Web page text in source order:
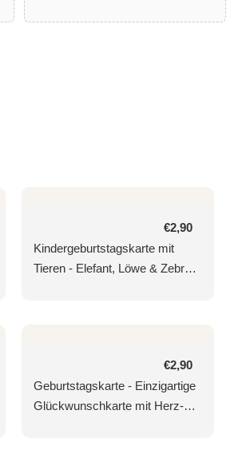
Normaler
Preis
€2,90
Kindergeburtstagskarte mit
Tieren - Elefant, Löwe & Zebra,
Normaler
Preis
€2,90
Geburtstagskarte - Einzigartige
Glückwunschkarte mit Herz-